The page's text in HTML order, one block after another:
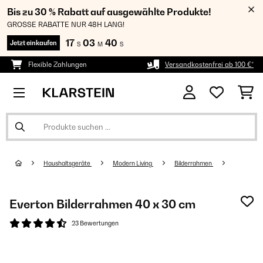
Bis zu 30 % Rabatt auf ausgewählte Produkte!
GROSSE RABATTE NUR 48H LANG!
Jetzt einkaufen 17 S 03 M 40 S
Flexible Zahlungen Versandkostenfrei ab 100 €*
Haushaltsgeräte Modern Living Bilderrahmen
Everton Bilderrahmen 40 x 30 cm
23 Bewertungen